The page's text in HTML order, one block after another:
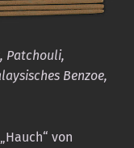
Patchouli,
Benzoe,
von